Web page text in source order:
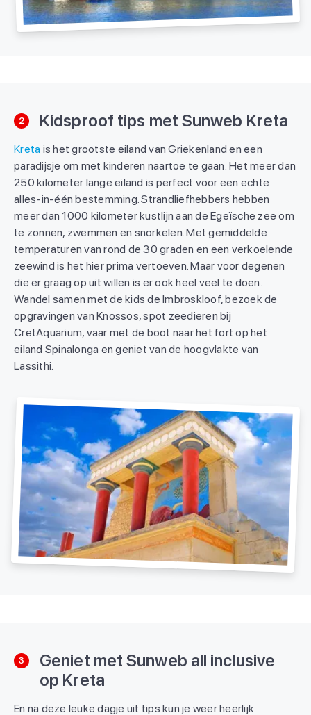
2 Kidsproof tips met Sunweb Kreta
Kreta is het grootste eiland van Griekenland en een
paradijsje om met kinderen naartoe te gaan. Het meer dan
250 kilometer lange eiland is perfect voor een echte
alles-in-één bestemming. Strandliefhebbers hebben
meer dan 1000 kilometer kustlijn aan de Egeïsche zee om
te zonnen, zwemmen en snorkelen. Met gemiddelde
temperaturen van rond de 30 graden en een verkoelende
zeewind is het hier prima vertoeven. Maar voor degenen
die er graag op uit willen is er ook heel veel te doen.
Wandel samen met de kids de Imbroskloof, bezoek de
opgravingen van Knossos, spot zeedieren bij
CretAquarium, vaar met de boot naar het fort op het
eiland Spinalonga en geniet van de hoogvlakte van
Lassithi.
3
Geniet met Sunweb all inclusive
op Kreta
En na deze leuke dagje uit tips kun je weer heerlijk